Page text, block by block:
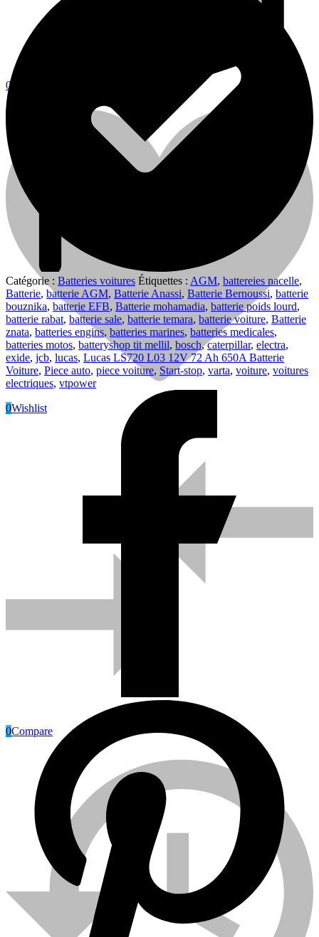
0
0Wishlist
0Compare
Catégorie : Batteries voitures Étiquettes : AGM, battereies nacelle,
Batterie, batterie AGM, Batterie Anassi, Batterie Bernoussi, batterie
bouznika, batterie EFB, Batterie mohamadia, batterie poids lourd,
batterie rabat, batterie sale, batterie temara, batterie voiture, Batterie
znata, batteries engins, batteries marines, batteries medicales,
batteries motos, batteryshop tit mellil, bosch,caterpillar, electra,
exide, jcb, lucas, Lucas LS720 L03 12V 72 Ah 650A Batterie
Voiture, Piece auto, piece voiture, Start-stop, varta, voiture, voitures
electriques, vtpower